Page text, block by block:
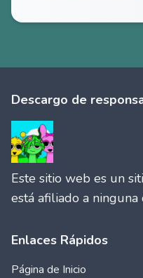
Descargo de
Este sitio web es un
está afiliado a ninguna
Enlaces Rápidos
Página de Inicio